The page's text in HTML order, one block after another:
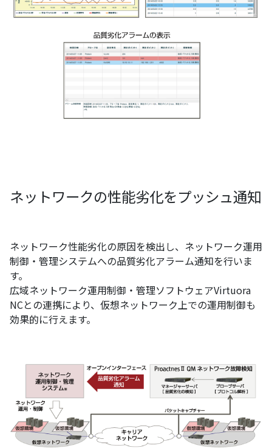
ネットワークの性能劣化をプッシュ通知
ネットワーク性能劣化の原因を検出し、ネットワーク運用
制御・管理システムへの品質劣化アラーム通知を行いま
す。
広域ネットワーク運用制御・管理ソフトウェアVirtuora
NCとの連携により、仮想ネットワーク上での運用制御も
効果的に行えます。